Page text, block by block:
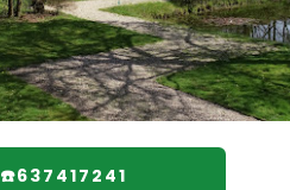
☎️637417241